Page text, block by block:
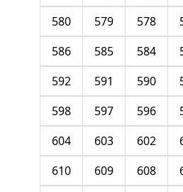
578
579
580
584
585
586
590
591
592
596
597
598
602
603
604
608
609
610